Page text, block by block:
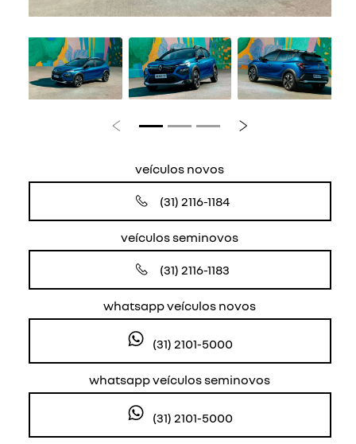
Anterior Próximo
veículos novos
(31) 2116-1184
veículos seminovos
(31) 2116-1183
whatsapp veículos novos
(31) 2101-5000
whatsapp veículos seminovos
(31) 2101-5000